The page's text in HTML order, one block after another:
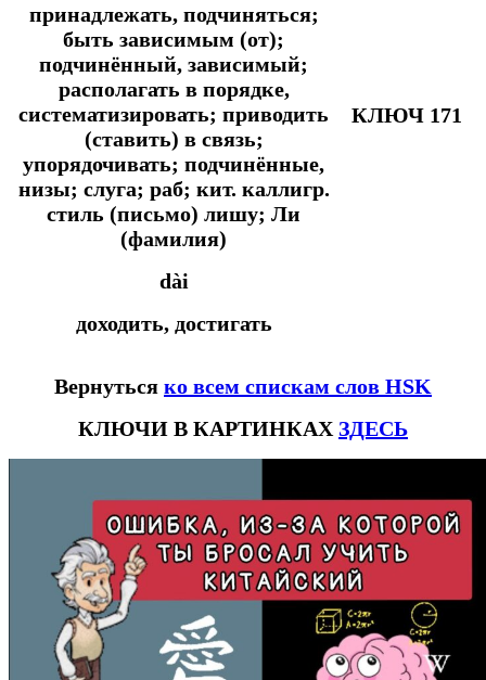
принадлежать, подчиняться;
быть зависимым (от);
подчинённый, зависимый;
располагать в порядке,
систематизировать; приводить
(ставить) в связь;
упорядочивать; подчинённые,
низы; слуга; раб; кит. каллигр.
стиль (письмо) лишу; Ли
(фамилия)
dài
доходить, достигать
КЛЮЧ 171
Вернуться ко всем спискам слов HSK
КЛЮЧИ В КАРТИНКАХ ЗДЕСЬ